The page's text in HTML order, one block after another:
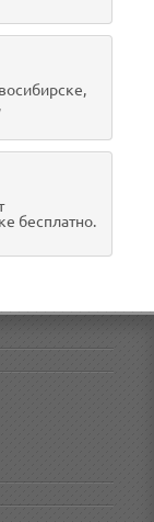
бесплатно.